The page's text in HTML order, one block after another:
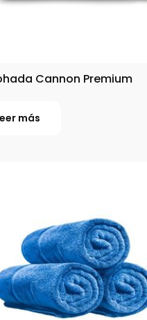
Cannon Premium
más